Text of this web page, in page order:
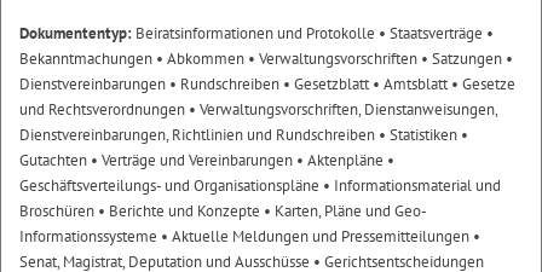
Dokumententyp: Beiratsinformationen und Protokolle • Staatsverträge •
Bekanntmachungen • Abkommen • Verwaltungsvorschriften • Satzungen •
Dienstvereinbarungen • Rundschreiben • Gesetzblatt• Amtsblatt• Gesetze
und Rechtsverordnungen • Verwaltungsvorschriften, Dienstanweisungen,
Dienstvereinbarungen, Richtlinien und Rundschreiben • Statistiken •
Gutachten • Verträge und Vereinbarungen • Aktenpläne •
Geschäftsverteilungs- und Organisationspläne • Informationsmaterial und
Broschüren • Berichte und Konzepte • Karten, Pläne und Geo-
Informationssysteme • Aktuelle Meldungen und Pressemitteilungen •
Senat, Magistrat, Deputation und Ausschüsse • Gerichtsentscheidungen